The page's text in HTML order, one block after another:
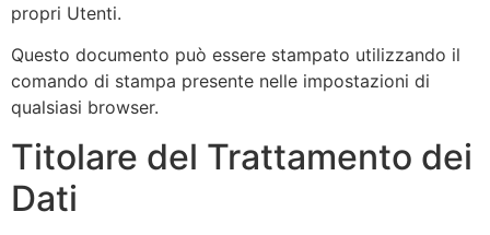
propri Utenti.
Questo documento può essere stampato utilizzando il
comando di stampa presente nelle impostazioni di
qualsiasi browser.
Titolare del Trattamento dei
Dati